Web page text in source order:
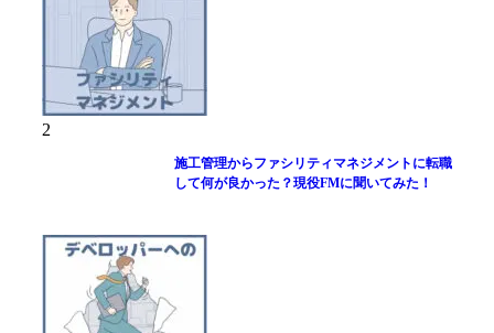
2
施工管理からファシリティマネジメントに転職
して何が良かった？現役FMに聞いてみた！